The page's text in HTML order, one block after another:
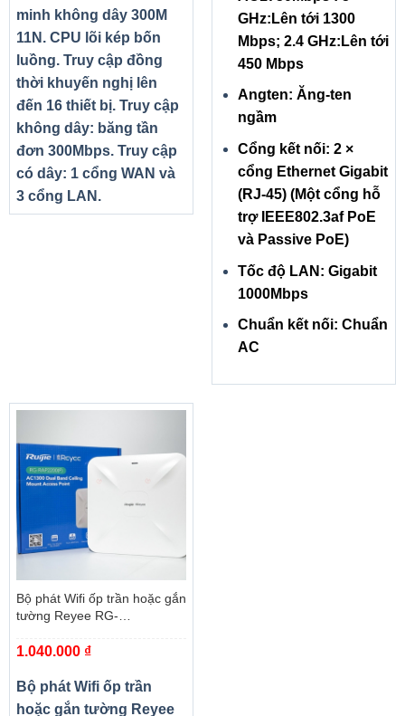
minh không dây 300M
11N. CPU lõi kép bốn
luồng. Truy cập đồng
thời khuyến nghị lên
đến 16 thiết bị. Truy cập
không dây: băng tần
đơn 300Mbps. Truy cập
có dây: 1 cổng WAN và
3 cổng LAN.
GHz:Lên tới 1300
Mbps; 2.4 GHz:Lên tới
450 Mbps
Angten: Ăng-ten
ngầm
Cổng kết nối: 2 ×
cổng Ethernet Gigabit
(RJ-45) (Một cổng hỗ
trợ IEEE802.3af PoE
và Passive PoE)
Tốc độ LAN: Gigabit
1000Mbps
Chuẩn kết nối: Chuẩn
AC
Bộ phát Wifi ốp trần hoặc gắn
tường Reyee RG-
1.040.000 ₫
Bộ phát Wifi ốp trần
hoặc gắn tường Reyee